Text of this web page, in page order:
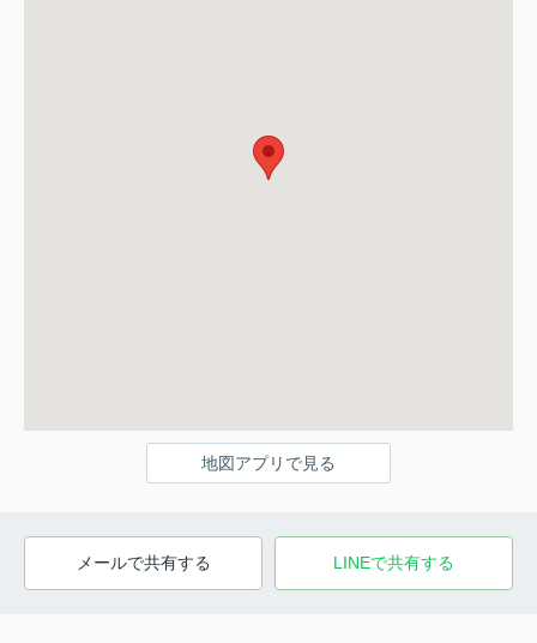
地図アプリで見る
メールで共有する LINEで共有する